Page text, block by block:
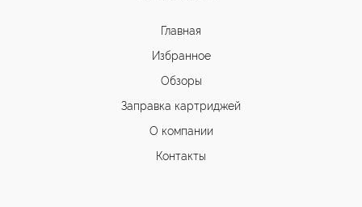
Главная
Избранное
Обзоры
Заправка картриджей
О компании
Контакты